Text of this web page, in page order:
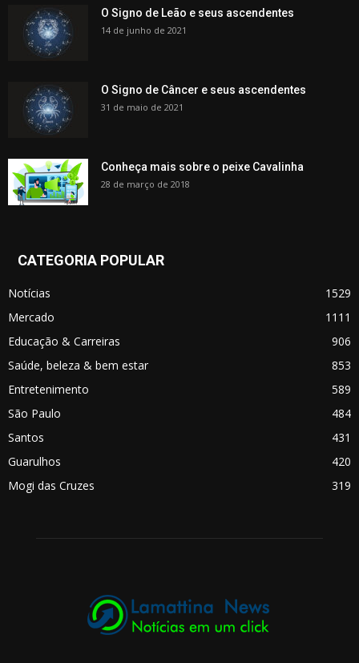
O Signo de Leão e seus ascendentes
14 de junho de 2021
O Signo de Câncer e seus ascendentes
31 de maio de 2021
Conheça mais sobre o peixe Cavalinha
28 de março de 2018
CATEGORIA POPULAR
Notícias
1529
Mercado
1111
Educação & Carreiras
906
Saúde, beleza & bem estar
853
Entretenimento
589
São Paulo
484
Santos
431
Guarulhos
420
Mogi das Cruzes
319